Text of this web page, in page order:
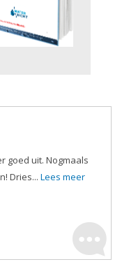
goed uit. Nogmaals
Dries... Lees meer